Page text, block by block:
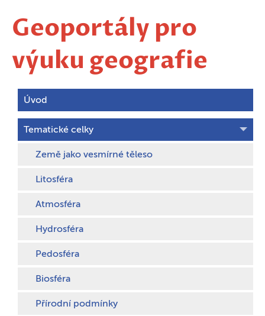
Geoportály pro
výuku geografie
Úvod
Tematické celky
Země jako vesmírné těleso
Litosféra
Atmosféra
Hydrosféra
Pedosféra
Biosféra
Přírodní podmínky